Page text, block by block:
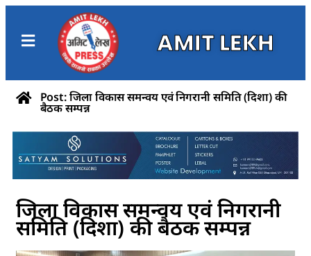
AMIT LEKH
Post: जिला विकास समन्वय एवं निगरानी समिति (दिशा) की
बैठक सम्पन्न
जिला विकास समन्वय एवं निगरानी
समिति (दिशा) की बैठक सम्पन्न